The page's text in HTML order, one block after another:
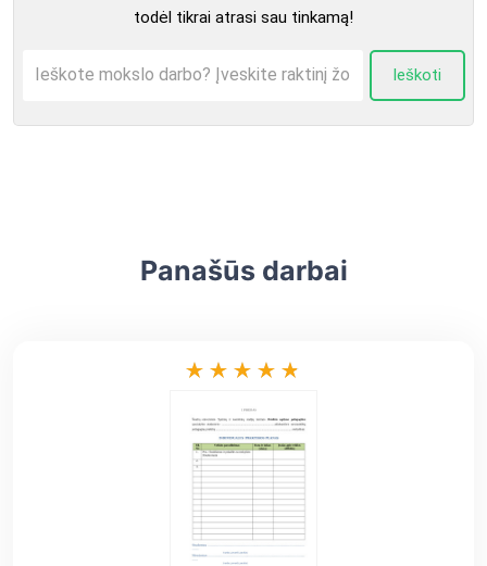
todėl tikrai atrasi sau tinkamą!
Ieškoti
Panašūs darbai